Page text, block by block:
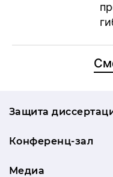
Защита
Конференц-зал
Медиа